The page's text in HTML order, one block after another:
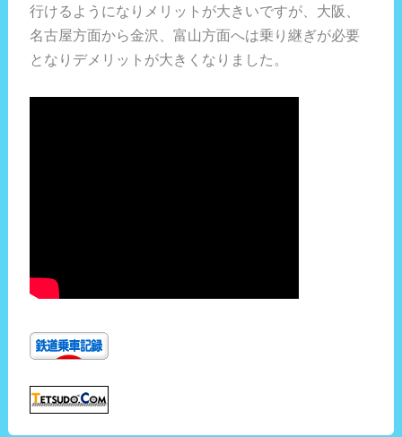
行けるようになりメリットが大きいですが、大阪、
名古屋方面から金沢、富山方面へは乗り継ぎが必要
となりデメリットが大きくなりました。